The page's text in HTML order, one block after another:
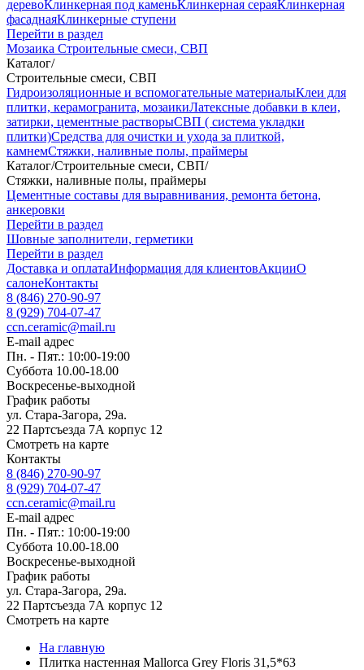
деревоКлинкерная под каменьКлинкерная сераяКлинкерная
фасаднаяКлинкерные ступени
Перейти в раздел
Мозаика Строительные смеси, СВП
Каталог/
Строительные смеси, СВП
Гидроизоляционные и вспомогательные материалыКлеи для
плитки, керамогранита, мозаикиЛатексные добавки в клеи,
затирки, цементные растворыСВП ( система укладки
плитки)Средства для очистки и ухода за плиткой,
камнемСтяжки, наливные полы, праймеры
Каталог/Строительные смеси, СВП/
Стяжки, наливные полы, праймеры
Цементные составы для выравнивания, ремонта бетона,
анкеровки
Перейти в раздел
Шовные заполнители, герметики
Перейти в раздел
Доставка и оплатаИнформация для клиентовАкцииО
салонеКонтакты
8 (846) 270-90-97
8 (929) 704-07-47
ccn.ceramic@mail.ru
E-mail адрес
Пн. - Пят.: 10:00-19:00
Суббота 10.00-18.00
Воскресенье-выходной
График работы
ул. Стара-Загора, 29а.
22 Партсъезда 7А корпус 12
Смотреть на карте
Контакты
8 (846) 270-90-97
8 (929) 704-07-47
ccn.ceramic@mail.ru
E-mail адрес
Пн. - Пят.: 10:00-19:00
Суббота 10.00-18.00
Воскресенье-выходной
График работы
ул. Стара-Загора, 29а.
22 Партсъезда 7А корпус 12
Смотреть на карте
На главную
Плитка настенная Mallorca Grey Floris 31,5*63